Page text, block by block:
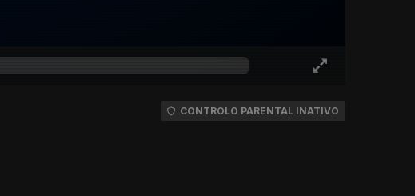
CONTROLO PARENTAL INATIVO